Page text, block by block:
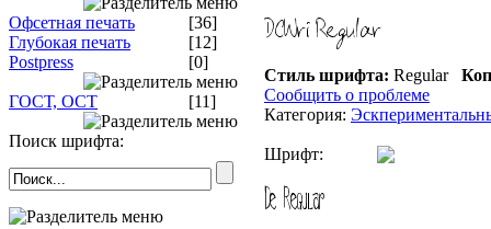
Офсетная печать
[36]
Глубокая печать
[12]
Postpress
[0]
ГОСТ, ОСТ [11]
Поиск шрифта:
Стиль шрифта: Regular
Сообщить о проблеме
Категория:
Шрифт: